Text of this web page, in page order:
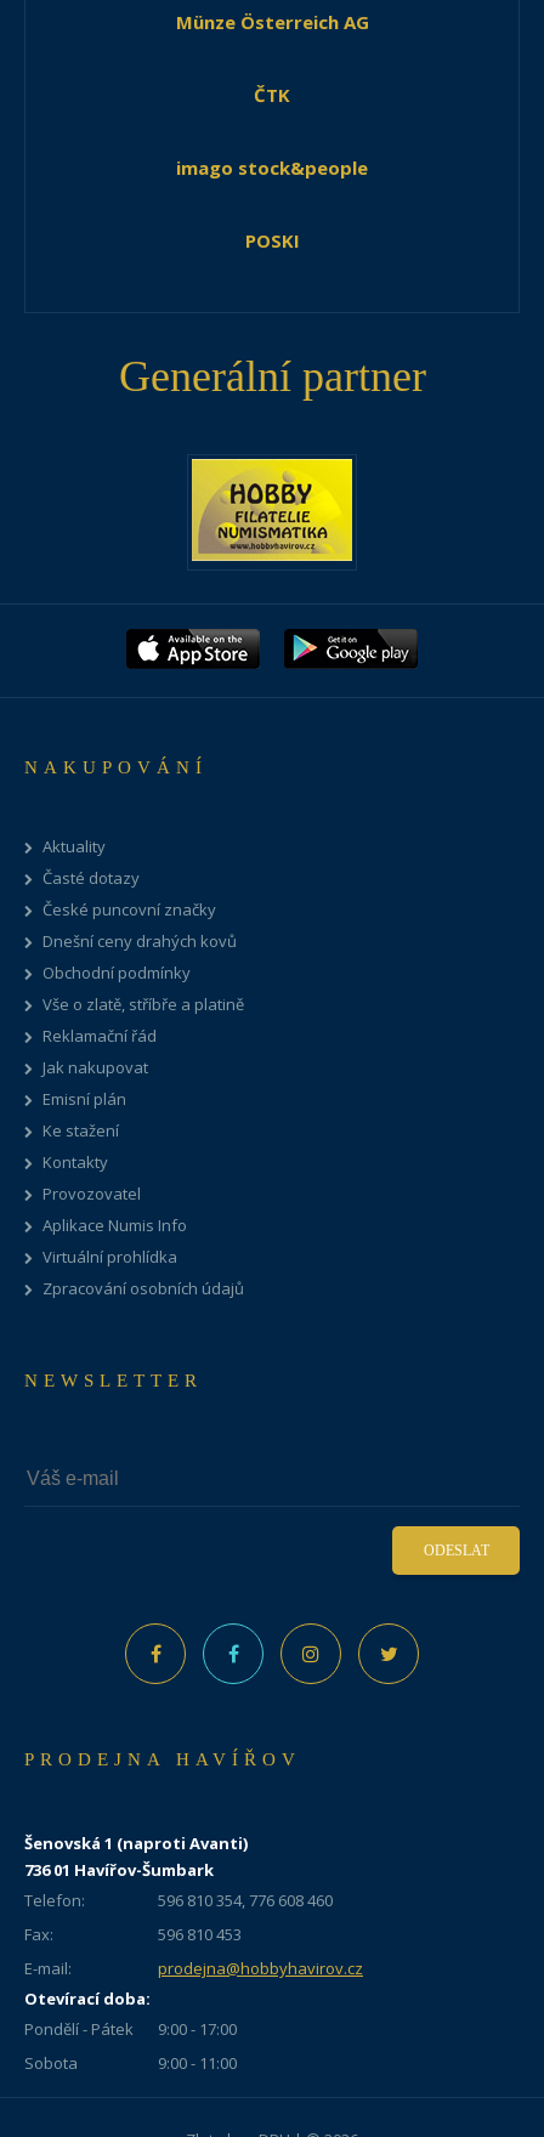
Münze Österreich AG
ČTK
imago stock&people
POSKI
Generální partner
NAKUPOVÁNÍ
Aktuality
Časté dotazy
České puncovní značky
Dnešní ceny drahých kovů
Obchodní podmínky
Vše o zlatě, stříbře a platině
Reklamační řád
Jak nakupovat
Emisní plán
Ke stažení
Kontakty
Provozovatel
Aplikace Numis Info
Virtuální prohlídka
Zpracování osobních údajů
NEWSLETTER
ODESLAT
PRODEJNA HAVÍŘOV
Šenovská 1 (naproti Avanti)
736 01 Havířov-Šumbark
Telefon:
596 810 354, 776 608 460
Fax:
596 810 453
E-mail:
prodejna@hobbyhavirov.cz
Otevírací doba:
Pondělí - Pátek
9:00 - 17:00
Sobota
9:00 - 11:00